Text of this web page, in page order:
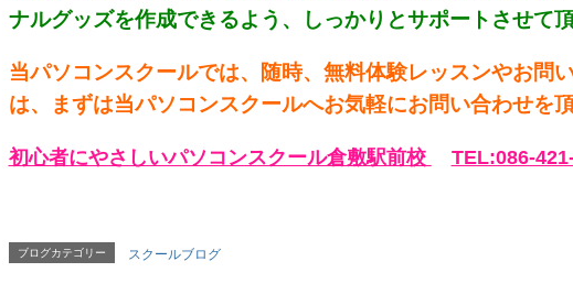
ナルグッズを作成できるよう、しっかりとサポートさせて
当パソコンスクールでは、随時、無料体験レッスンやお問
は、まずは当パソコンスクールへお気軽にお問い合わせを
初心者にやさしいパソコンスクール倉敷駅前校 TEL:086-
ブログカテゴリー スクールブログ